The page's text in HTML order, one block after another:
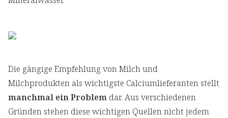
Die gängige Empfehlung von Milch und
Milchprodukten als wichtigste Calciumlieferanten stellt
manchmal ein Problem dar. Aus verschiedenen
Gründen stehen diese wichtigen Quellen nicht jedem